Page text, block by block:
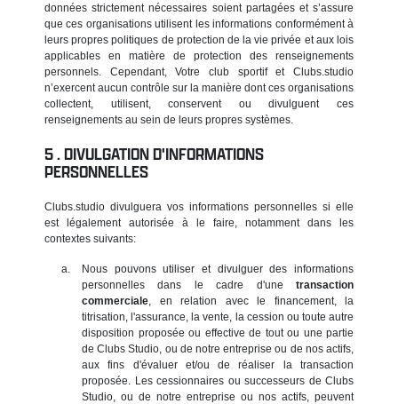
données strictement nécessaires soient partagées et s’assure
que ces organisations utilisent les informations conformément à
leurs propres politiques de protection de la vie privée et aux lois
applicables en matière de protection des renseignements
personnels. Cependant, Votre club sportif et Clubs.studio
n’exercent aucun contrôle sur la manière dont ces organisations
collectent, utilisent, conservent ou divulguent ces
renseignements au sein de leurs propres systèmes.
DIVULGATION D'INFORMATIONS
PERSONNELLES
Clubs.studio divulguera vos informations personnelles si elle
est légalement autorisée à le faire, notamment dans les
contextes suivants:
Nous pouvons utiliser et divulguer des informations
personnelles dans le cadre d'une transaction
commerciale, en relation avec le financement, la
titrisation, l'assurance, la vente, la cession ou toute autre
disposition proposée ou effective de tout ou une partie
de Clubs Studio, ou de notre entreprise ou de nos actifs,
aux fins d'évaluer et/ou de réaliser la transaction
proposée. Les cessionnaires ou successeurs de Clubs
Studio, ou de notre entreprise ou nos actifs, peuvent